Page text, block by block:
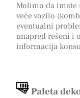
Molimo da imate
veće vozilo
eventualni
unapred rešeni i
informacija
Paleta